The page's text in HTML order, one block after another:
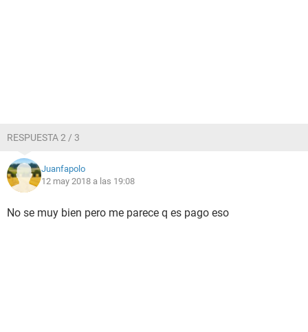
RESPUESTA 2 / 3
Juanfapolo
12 may 2018 a las 19:08
No se muy bien pero me parece q es pago eso